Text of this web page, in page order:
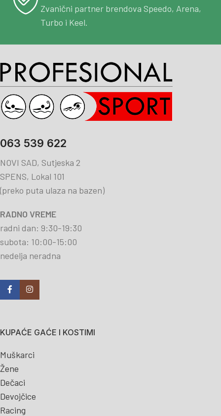
Zvanični partner brendova Speedo, Arena,
Turbo i Keel.
063 539 622
NOVI SAD, Sutjeska 2
SPENS, Lokal 101
(preko puta ulaza na bazen)
RADNO VREME
radni dan: 9:30-19:30
subota: 10:00-15:00
nedelja neradna
KUPAĆE GAĆE I KOSTIMI
Muškarci
Žene
Dečaci
Devojčice
Racing